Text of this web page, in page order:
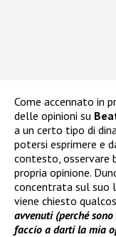
Come accennato in
delle opinioni su
a un certo tipo di
potersi esprimere e
contesto, osservare
propria opinione.
concentrata sul suo
viene chiesto
avvenuti (perché
faccio a darti la mia